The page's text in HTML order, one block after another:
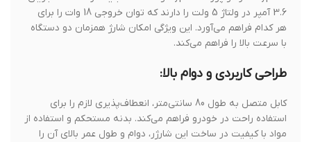
3.6 آمپر در ولتاژ 5 ولت را دارند که توان خروجی 18 وات را برای
هر کدام فراهم می‌آورد. این ویژگی امکان شارژ همزمان دو دستگاه
با سرعت بالا را فراهم می‌کند.
طراحی کاربردی و دوام بالا:
کابل متصل به طول 80 سانتی‌متر، انعطاف‌پذیری لازم را برای
استفاده راحت در خودرو فراهم می‌کند. بدنه مستحکم و استفاده از
مواد با کیفیت در ساخت این شارژر، دوام و طول عمر بالای آن را